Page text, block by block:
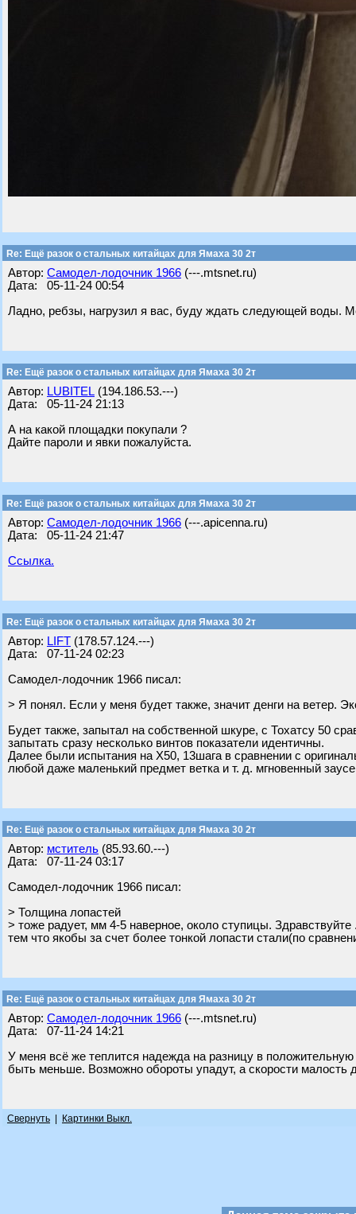
Re: Ещё разок о стальных китайцах для Ямаха 30 2т
Автор: Самодел-лодочник 1966 (---.mtsnet.ru)
Дата: 05-11-24 00:54
Ладно, ребзы, нагрузил я вас, буду ждать следующей воды.
Re: Ещё разок о стальных китайцах для Ямаха 30 2т
Автор: LUBITEL (194.186.53.---)
Дата: 05-11-24 21:13
А на какой площадки покупали ?
Дайте пароли и явки пожалуйста.
Re: Ещё разок о стальных китайцах для Ямаха 30 2т
Автор: Самодел-лодочник 1966 (---.apicenna.ru)
Дата: 05-11-24 21:47
Ссылка.
Re: Ещё разок о стальных китайцах для Ямаха 30 2т
Автор: LIFT (178.57.124.---)
Дата: 07-11-24 02:23
Самодел-лодочник 1966 писал:
> Я понял. Если у меня будет также, значит денги на ветер.
Будет также, запытал на собственной шкуре, с Тохатсу 50
запытать сразу несколько винтов показатели идентичны.
Далее были испытания на Х50, 13шага в сравнении с
любой даже маленький предмет ветка и т. д. мгновенный
Re: Ещё разок о стальных китайцах для Ямаха 30 2т
Автор: мститель (85.93.60.---)
Дата: 07-11-24 03:17
Самодел-лодочник 1966 писал:
> Толщина лопастей
> тоже радует, мм 4-5 наверное, около ступицы.
тем что якобы за счет более тонкой лопасти стали(по
Re: Ещё разок о стальных китайцах для Ямаха 30 2т
Автор: Самодел-лодочник 1966 (---.mtsnet.ru)
Дата: 07-11-24 14:21
У меня всё же теплится надежда на разницу в
быть меньше. Возможно обороты упадут, а скорости малость
Свернуть Картинки Выкл.